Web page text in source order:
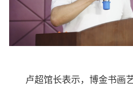
卢超馆长表示，博金书画